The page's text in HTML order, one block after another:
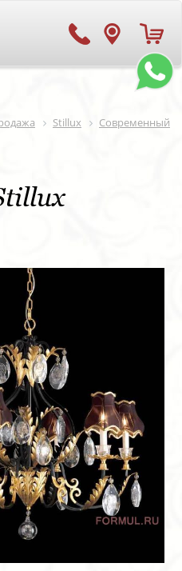
Stillux
Современный